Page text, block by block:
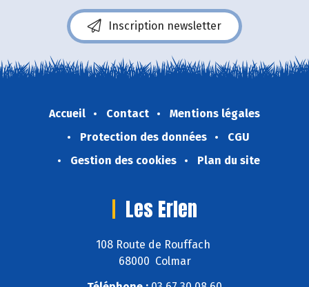
Inscription newsletter
Accueil Contact
Mentions légales
Protection des données
CGU
Gestion des cookies
Plan du site
Les Erlen
108 Route de Rouffach
68000 Colmar